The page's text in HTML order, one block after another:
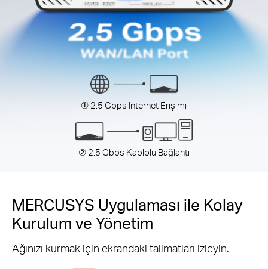
① 2.5 Gbps İnternet Erişimi
② 2.5 Gbps Kablolu Bağlantı
MERCUSYS Uygulaması ile Kolay
Kurulum ve Yönetim
Ağınızı kurmak için ekrandaki talimatları izleyin.